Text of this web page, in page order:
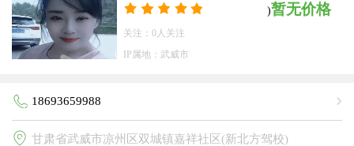
)暂无价格
关注：0人关注
IP属地：武威市
18693659988
甘肃省武威市凉州区双城镇嘉祥社区(新北方驾校)